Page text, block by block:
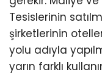
Tesislerinin
şirketlerinin
yolu adıyla
yarın farklı